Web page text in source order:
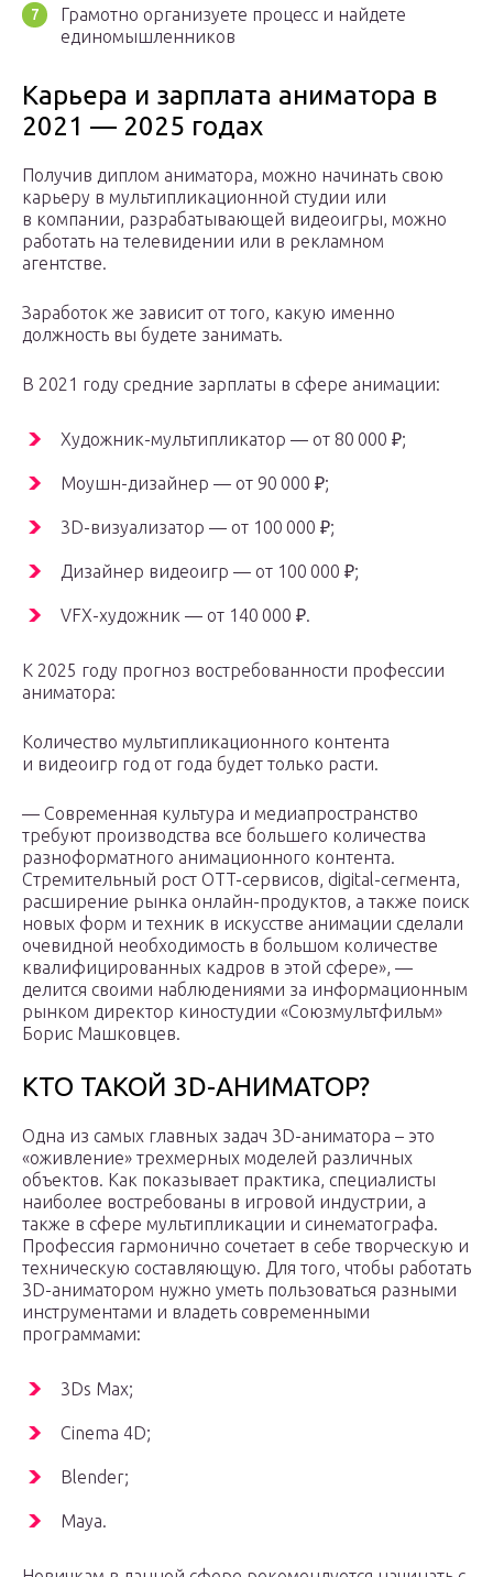
Грамотно организуете процесс и найдете
единомышленников
Карьера и зарплата аниматора в
2021 — 2025 годах
Получив диплом аниматора, можно начинать свою
карьеру в мультипликационной студии или
в компании, разрабатывающей видеоигры, можно
работать на телевидении или в рекламном
агентстве.
Заработок же зависит от того, какую именно
должность вы будете занимать.
В 2021 году средние зарплаты в сфере анимации:
Художник-мультипликатор — от 80 000 ₽;
Моушн-дизайнер — от 90 000 ₽;
3D-визуализатор — от 100 000 ₽;
Дизайнер видеоигр — от 100 000 ₽;
VFX-художник — от 140 000 ₽.
К 2025 году прогноз востребованности профессии
аниматора:
Количество мультипликационного контента
и видеоигр год от года будет только расти.
— Современная культура и медиапространство
требуют производства все большего количества
разноформатного анимационного контента.
Стремительный рост OTT-сервисов, digital-сегмента,
расширение рынка онлайн-продуктов, а также поиск
новых форм и техник в искусстве анимации сделали
очевидной необходимость в большом количестве
квалифицированных кадров в этой сфере», —
делится своими наблюдениями за информационным
рынком директор киностудии «Союзмультфильм»
Борис Машковцев.
КТО ТАКОЙ 3D-АНИМАТОР?
Одна из самых главных задач 3D-аниматора – это
«оживление» трехмерных моделей различных
объектов. Как показывает практика, специалисты
наиболее востребованы в игровой индустрии, а
также в сфере мультипликации и синематографа.
Профессия гармонично сочетает в себе творческую и
техническую составляющую. Для того, чтобы работать
3D-аниматором нужно уметь пользоваться разными
инструментами и владеть современными
программами:
3Ds Max;
Cinema 4D;
Blender;
Maya.